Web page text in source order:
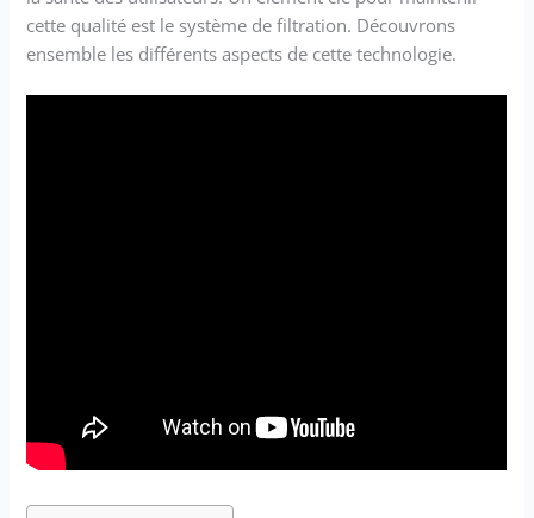
cette qualité est le système de filtration. Découvrons
ensemble les différents aspects de cette technologie.